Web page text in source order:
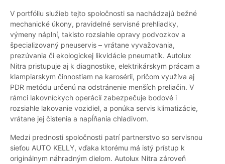
V portfóliu služieb tejto spoločnosti sa nachádzajú bežné
mechanické úkony, pravidelné servisné prehliadky,
výmeny náplní, takisto rozsiahle opravy podvozkov a
špecializovaný pneuservis – vrátane vyvažovania,
prezúvania či ekologickej likvidácie pneumatík. Autolux
Nitra pristupuje aj k diagnostike, elektrikárskym prácam a
klampiarskym činnostiam na karosérii, pričom využíva aj
PDR metódu určenú na odstránenie menších preliačin. V
rámci lakovníckych operácií zabezpečuje bodové i
rozsiahle lakovanie vozidiel, a ponúka servis klimatizácie,
vrátane jej čistenia a napĺňania chladivom.
Medzi prednosti spoločnosti patrí partnerstvo so servisnou
sieťou AUTO KELLY, vďaka ktorému má istý prístup k
originálnym náhradným dielom. Autolux Nitra zároveň